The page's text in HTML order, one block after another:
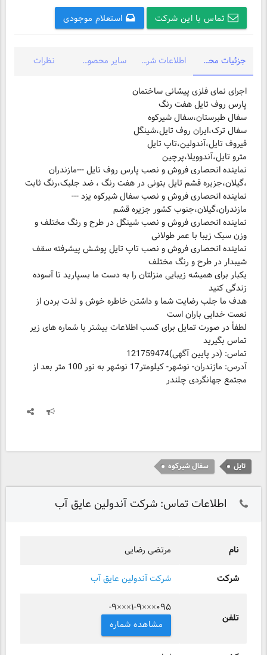
تماس با این شرکت استعلام موجودی
جزئیات محصول اطلاعات شرکت سایر محصولات شرکت نظرات
اجرای نمای فلزی پیشانی ساختمان
پارس روف تایل هفت رنگ
سفال طبرستان،سفال شیرکوه
سفال ترک،ایران روف تایل،شینگل
فیروف تایل،آندولین،تاپ تایل
مترو تایل،آندوویلا،پرچین
نماینده انحصاری فروش و نصب پارس روف تایل ---مازندران
،گیلان،جزیره قشم تایل بتونی در هفت رنگ ، ضد جلبک،رنگ ثابت
نماینده انحصاری فروش و نصب سفال شیرکوه یزد ---
مازندران،گیلان،جنوب کشور جزیره قشم
نماینده انحصاری فروش و نصب شینگل در طرح و رنگ مختلف و
وزن سبک زیبا با عمر طولانی
نماینده انحصاری فروش و نصب تاپ تایل پوشش پیشرفته سقف
شیبدار در طرح و رنگ مختلف
یکبار برای همیشه زیبایی منزلتان را به دست ما بسپارید تا آسوده
زندگی کنید
هدف ما جلب رضایت شما و داشتن خاطره خوش و لذت بردن از
نعمت خدایی باران است
لطفأ در صورت تمایل برای کسب اطلاعات بیشتر با شماره های زیر
تماس بگیرید
تماس: (در پایین آگهی)121759474
آدرس: مازندران- نوشهر- کیلومتر17 نوشهر به نور 100 متر بعد از
مجتمع جهانگردی چلندر
تایل سفال شیرکوه
اطلاعات تماس: شرکت آندولین عایق آب
نام مرتضی رضایی
شرکت شرکت آندولین عایق آب
تلفن
-۹×××۱-۹×××۰۹۵
مشاهده شماره